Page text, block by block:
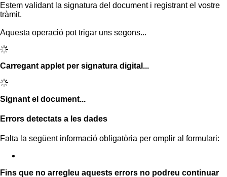
Estem validant la signatura del document i registrant el vostre
tràmit.
Aquesta operació pot trigar uns segons...
Carregant applet per signatura digital...
Signant el document...
Errors detectats a les dades
Falta la següent informació obligatòria per omplir al formulari:
Fins que no arregleu aquests errors no podreu continuar